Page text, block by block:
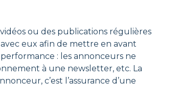
ou des publications régulières
eux afin de mettre en avant
: les annonceurs ne
à une newsletter, etc. La
c’est l’assurance d’une